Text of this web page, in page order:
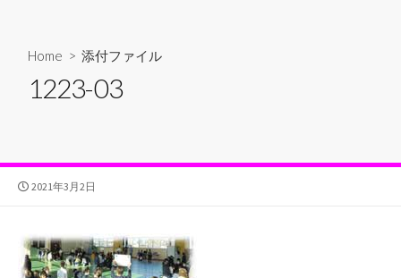
Home > 添付ファイル
1223-03
公
2021年3月2日